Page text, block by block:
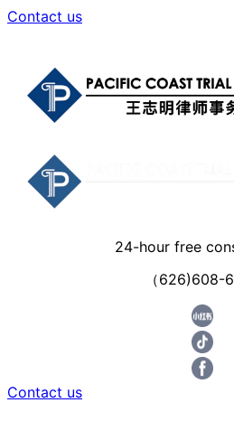
Contact us
24-hour free
（626)608-
Contact us